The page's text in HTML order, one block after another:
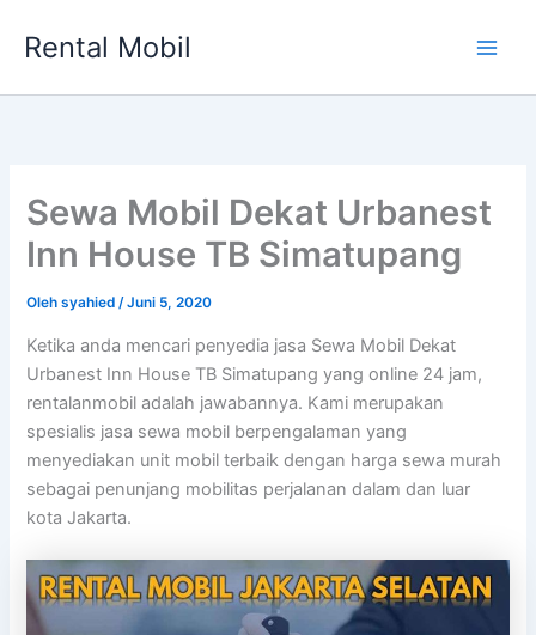
Rental Mobil
Sewa Mobil Dekat Urbanest
Inn House TB Simatupang
Olehsyahied/Juni 5, 2020
Ketika anda mencari penyedia jasa Sewa Mobil Dekat
Urbanest Inn House TB Simatupang yang online 24 jam,
rentalanmobil adalah jawabannya. Kami merupakan
spesialis jasa sewa mobil berpengalaman yang
menyediakan unit mobil terbaik dengan harga sewa murah
sebagai penunjang mobilitas perjalanan dalam dan luar
kota Jakarta.